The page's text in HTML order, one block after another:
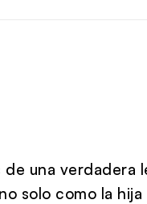
de una
solo como la